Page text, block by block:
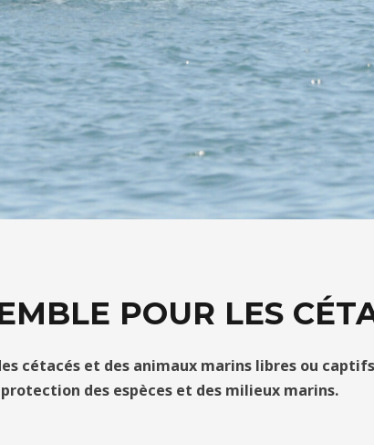
POUR LES
cétacés et des animaux marins libres ou
des espèces et des milieux marins.